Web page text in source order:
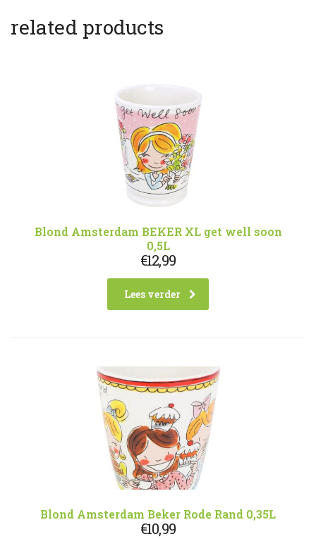
related products
Blond Amsterdam BEKER XL get well soon
0,5L
€12,99
Lees verder
Blond Amsterdam Beker Rode Rand 0,35L
€10,99